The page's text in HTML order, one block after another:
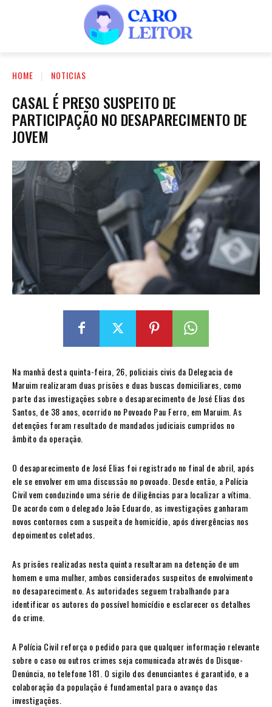
HOME NOTICIAS
CASAL É PRESO SUSPEITO DE
PARTICIPAÇÃO NO DESAPARECIMENTO DE
JOVEM
Na manhã desta quinta-feira, 26, policiais civis da Delegacia de
Maruim realizaram duas prisões e duas buscas domiciliares, como
parte das investigações sobre o desaparecimento de José Elias dos
Santos, de 38 anos, ocorrido no Povoado Pau Ferro, em Maruim. As
detenções foram resultado de mandados judiciais cumpridos no
âmbito da operação.
O desaparecimento de José Elias foi registrado no final de abril, após
ele se envolver em uma discussão no povoado. Desde então, a Polícia
Civil vem conduzindo uma série de diligências para localizar a vítima.
De acordo com o delegado João Eduardo, as investigações ganharam
novos contornos com a suspeita de homicídio, após divergências nos
depoimentos coletados.
As prisões realizadas nesta quinta resultaram na detenção de um
homem e uma mulher, ambos considerados suspeitos de envolvimento
no desaparecimento. As autoridades seguem trabalhando para
identificar os autores do possível homicídio e esclarecer os detalhes
do crime.
A Polícia Civil reforça o pedido para que qualquer informação relevante
sobre o caso ou outros crimes seja comunicada através do Disque-
Denúncia, no telefone 181. O sigilo dos denunciantes é garantido, e a
colaboração da população é fundamental para o avanço das
investigações.